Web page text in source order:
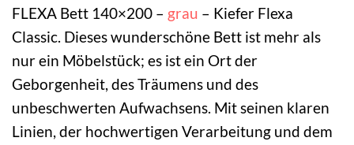
FLEXA Bett 140×200 – grau – Kiefer Flexa
Classic. Dieses wunderschöne Bett ist mehr als
nur ein Möbelstück; es ist ein Ort der
Geborgenheit, des Träumens und des
unbeschwerten Aufwachsens. Mit seinen klaren
Linien, der hochwertigen Verarbeitung und dem